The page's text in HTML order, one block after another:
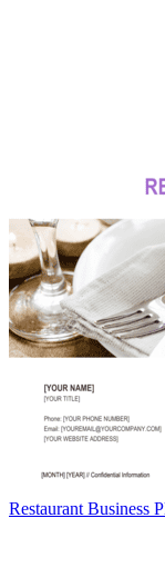
Restaurant Business